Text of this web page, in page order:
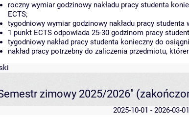
roczny wymiar godzinowy nakładu pracy studenta
ECTS;
tygodniowy wymiar godzinowy nakładu pracy studenta
1 punkt ECTS odpowiada 25-30 godzinom pracy
tygodniowy nakład pracy studenta konieczny do
nakład pracy potrzebny do zaliczenia przedmiotu,
zimowy 2025/2026"
2025-10-01 - 2026-03-01